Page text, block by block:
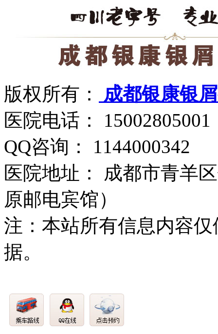
版权所有：
成都银康银
医院电话： 15002805001
QQ咨询： 1144000342
医院地址： 成都市青羊
原邮电宾馆）
注：本站所有信息内容
据。